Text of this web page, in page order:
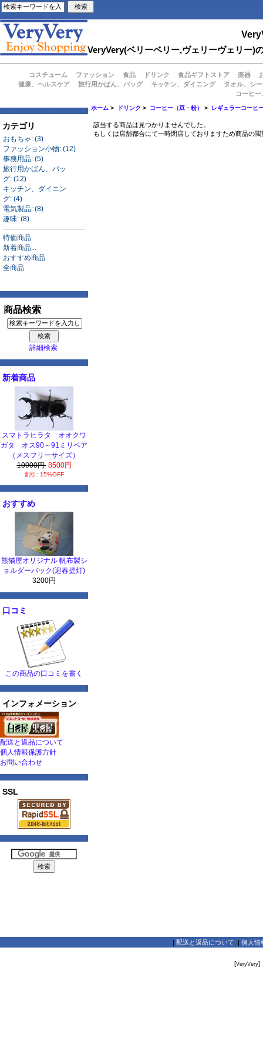
VeryVery(ベリーベリー,ヴェリーヴェリー)
コスチューム ファッション 食品 ドリンク 食品ギフトストア 楽器
健康、ヘルスケア
旅行用かばん、バッグ キッチン、ダイニング
タオル、シ
コーヒ
カテゴリ
おもちゃ: (3)
ファッション小物: (12)
事務用品: (5)
旅行用かばん、バッ
グ: (12)
キッチン、ダイニン
グ: (4)
電気製品: (8)
趣味: (8)
特価商品
新着商品...
おすすめ商品
全商品
商品検索
詳細検索
新着商品
スマトラヒラタ オオクワ
ガタ オス90～91ミリペア
（メスフリーサイズ）
10000円 8500円
割引: 15%OFF
おすすめ
熊猫屋オリジナル 帆布製シ
ョルダーバック(迎春提灯)
3200円
口コミ
この商品の口コミを書く
インフォメーション
配送と返品について
個人情報保護方針
お問い合わせ
SSL
ホーム > ドリンク > コーヒー（豆・粉） > レギュラーコーヒ
該当する商品は見つかりませんでした。
もしくは店舗都合にて一時閉店しておりますため商品の
| 配送と返品について | 個人情
[VeryVery]